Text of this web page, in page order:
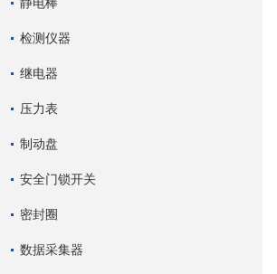
检测仪器
继电器
压力表
制动盘
安全门锁开关
密封圈
数据采集器